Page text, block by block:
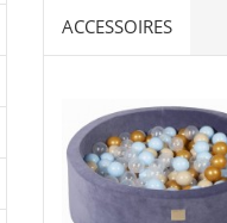
ACCESSOIRES